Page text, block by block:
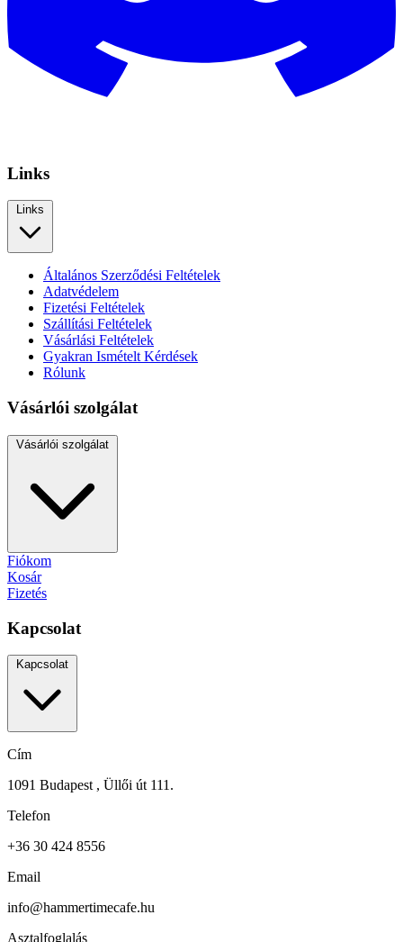
Links
Links
Általános Szerződési Feltételek
Adatvédelem
Fizetési Feltételek
Szállítási Feltételek
Vásárlási Feltételek
Gyakran Ismételt Kérdések
Rólunk
Vásárlói szolgálat
Vásárlói szolgálat
Fiókom
Kosár
Fizetés
Kapcsolat
Kapcsolat
Cím
1091 Budapest , Üllői út 111.
Telefon
+36 30 424 8556
Email
info@hammertimecafe.hu
Asztalfoglalás